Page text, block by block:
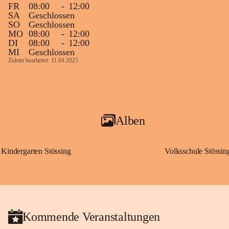
FR
08:00 - 12:00
SA
Geschlossen
SO
Geschlossen
MO 08:00 - 12:00
DI
08:00 - 12:00
MI
Geschlossen
Zuletzt bearbeitet: 11.04.2025
Alben
Kindergarten Stössing Volksschule
Kommende Veranstaltungen